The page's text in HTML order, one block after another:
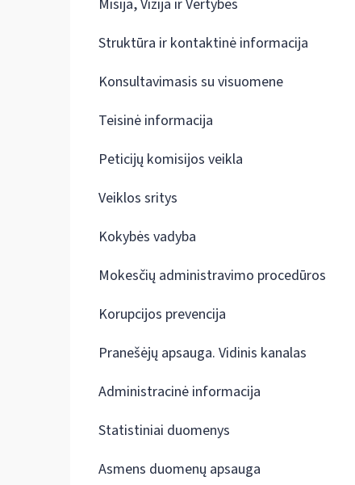
Misija, Vizija ir Vertybės
Struktūra ir kontaktinė informacija
Konsultavimasis su visuomene
Teisinė informacija
Peticijų komisijos veikla
Veiklos sritys
Kokybės vadyba
Mokesčių administravimo procedūros
Korupcijos prevencija
Pranešėjų apsauga. Vidinis kanalas
Administracinė informacija
Statistiniai duomenys
Asmens duomenų apsauga